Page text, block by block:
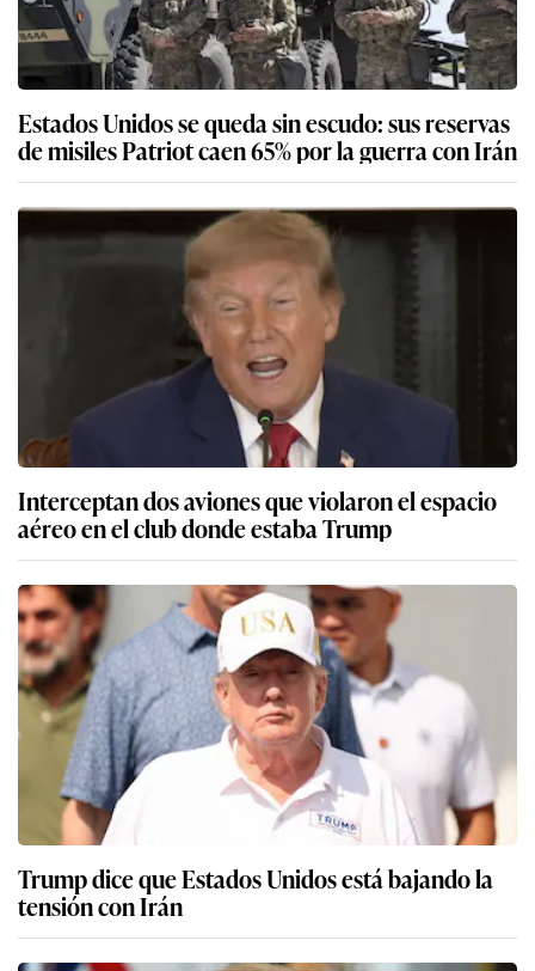
Estados Unidos se queda sin escudo: sus reservas
de misiles Patriot caen 65% por la guerra con Irán
Interceptan dos aviones que violaron el espacio
aéreo en el club donde estaba Trump
Trump dice que Estados Unidos está bajando la
tensión con Irán